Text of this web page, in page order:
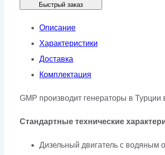
GMP
KJP50
Быстрый заказ
Описание
Характеристики
Доставка
Комплектация
GMP производит генераторы в Турции
Стандартные технические
Дизельный двигатель с водяным